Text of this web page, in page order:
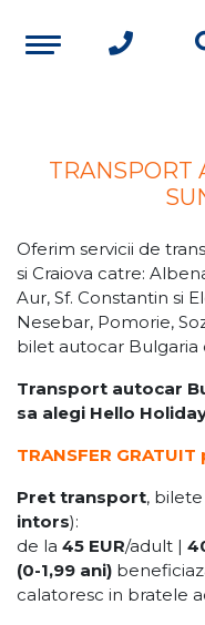
TRANSPORT
Oferim servicii de
si Craiova catre:
Aur, Sf. Constantin si
Nesebar, Pomorie,
bilet autocar Bulgaria
Transport autocar
sa alegi Hello
TRANSFER
Pret transport,
intors):
de la 45 EUR/adult |
(0-1,99 ani)
calatoresc in bratele